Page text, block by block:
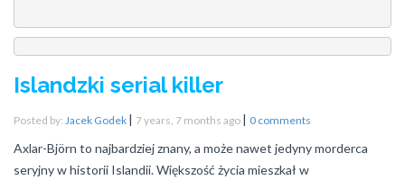
Islandzki serial killer
Posted by: Jacek Godek | 7 years, 7 months ago | 0 comments
Axlar-Björn to najbardziej znany, a może nawet jedyny morderca
seryjny w historii Islandii. Większość życia mieszkał w